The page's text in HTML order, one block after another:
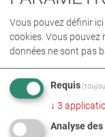
La valeur ajoutée
dommages
Grâce aux résultats
à leurs clients sur
supplémentaires ou
endommagés
défaillances
Vous pouvez définir
cookies. Vous pouvez
données ne sont pas
Requis
↓ 3
Analyse